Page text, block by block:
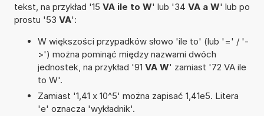
tekst, na przykład '15 VA ile to W' lub '34 VA a W' lub po
prostu '53 VA':
W większości przypadków słowo 'ile to' (lub '=' / '-
>') można pominąć między nazwami dwóch
jednostek, na przykład '91 VA W' zamiast '72 VA ile
to W'.
Zamiast '1,41 x 10^5' można zapisać 1,41e5. Litera
'e' oznacza 'wykładnik'.